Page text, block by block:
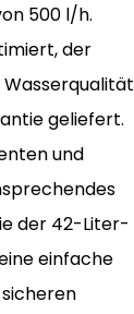
500 l/h.
der
geliefert.
und
der 42-Liter-
einfache